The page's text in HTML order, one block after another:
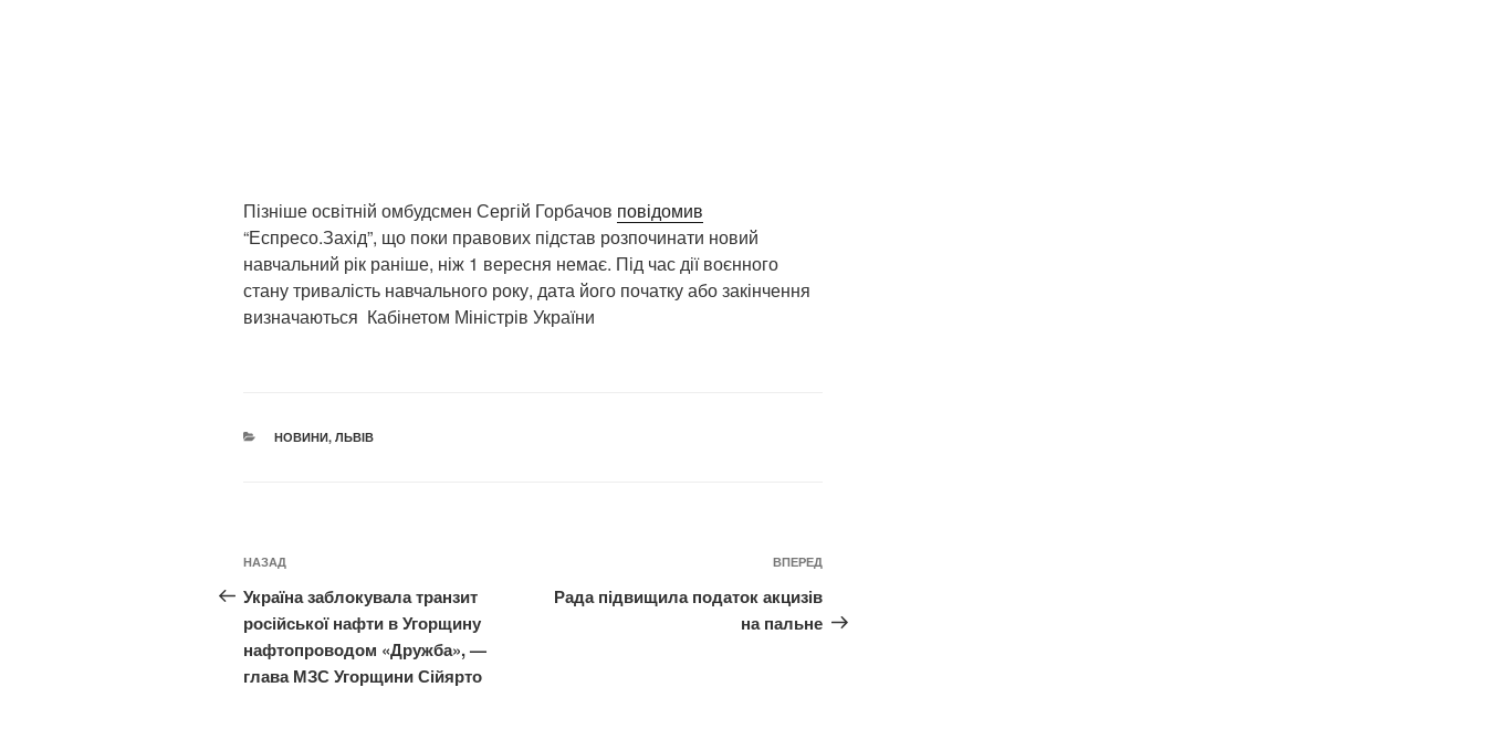
Пізніше освітній омбудсмен Сергій Горбачов повідомив
“Еспресо.Захід”, що поки правових підстав розпочинати новий
навчальний рік раніше, ніж 1 вересня немає. Під час дії воєнного
стану тривалість навчального року, дата його початку або закінчення
визначаються Кабінетом Міністрів України
КАТЕГОРІЇ
НОВИНИ, ЛЬВІВ
Навігація
записів
Попередній
запис:
НАЗАД
Україна заблокувала транзит
російської нафти в Угорщину
нафтопроводом «Дружба», —
глава МЗС Угорщини Сійярто
Наступний
запис
ВПЕРЕД
Рада підвищила податок акцизів
на пальне